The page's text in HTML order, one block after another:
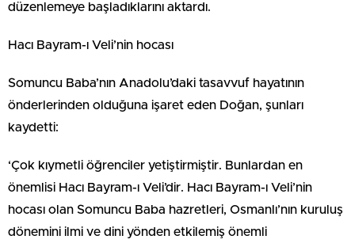
düzenlemeye başladıklarını aktardı.
Hacı Bayram-ı Veli’nin hocası
Somuncu Baba’nın Anadolu’daki tasavvuf hayatının
önderlerinden olduğuna işaret eden Doğan, şunları
kaydetti:
‘Çok kıymetli öğrenciler yetiştirmiştir. Bunlardan en
önemlisi Hacı Bayram-ı Veli’dir. Hacı Bayram-ı Veli’nin
hocası olan Somuncu Baba hazretleri, Osmanlı’nın kuruluş
dönemini ilmi ve dini yönden etkilemiş önemli